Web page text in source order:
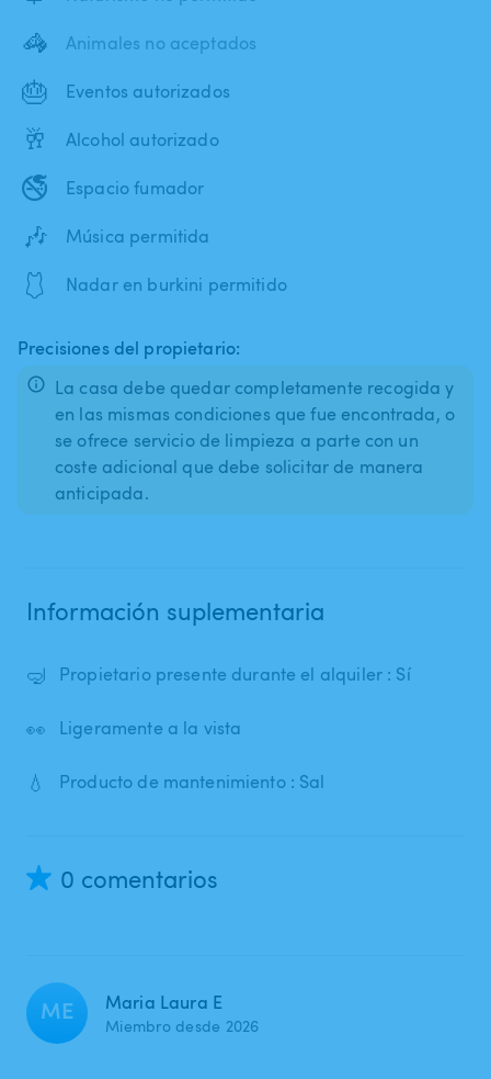
🦓 Animales no aceptados
🎂 Eventos autorizados
🥂 Alcohol autorizado
🚭 Espacio fumador
🎶 Música permitida
🩱 Nadar en burkini permitido
Precisiones del propietario:
La casa debe quedar completamente recogida y
en las mismas condiciones que fue encontrada, o
se ofrece servicio de limpieza a parte con un
coste adicional que debe solicitar de manera
anticipada.
Información suplementaria
🤿 Propietario presente durante el alquiler : Sí
👀 Ligeramente a la vista
💧 Producto de mantenimiento : Sal
0 comentarios
ME Maria Laura E
Miembro desde 2026